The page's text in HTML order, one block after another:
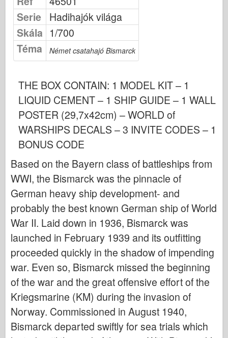
Osprey Kiadó
Század jel
Tankpower
Teherautók & Tartályok
Wydawnictwo Militaria
Maquettes (maquettes)
Akadémia
Ace modellek
AFV Klub
Airfix
Légierő
AZ modell
Fekete Kutya
Bronco
Cyber-hobbi
Dnepromodel között
Sárkány
Eduard
E.T. modell
Finom formák
Serie
Hadihajók világa
Skála 1/700
Téma
Német csatahajó Bismarck
THE BOX CONTAIN: 1 MODEL KIT – 1
LIQUID CEMENT – 1 SHIP GUIDE – 1 WALL
POSTER (29,7x42cm) – WORLD of
WARSHIPS DECALS – 3 INVITE CODES – 1
BONUS CODE
Based on the Bayern class of battleships from
WWI, the Bismarck was the pinnacle of
German heavy ship development- and
probably the best known German ship of World
War II. Laid down in 1936, Bismarck was
launched in February 1939 and its outfitting
proceeded quickly in the shadow of impending
war. Even so, Bismarck missed the beginning
of the war and the great offensive effort of the
Kriegsmarine (KM) during the invasion of
Norway. Commissioned in August 1940,
Bismarck departed swiftly for sea trials which